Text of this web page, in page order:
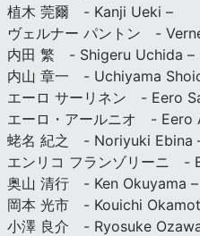
植木 莞爾 - Kanji Ueki –
ヴェルナー パントン -
内田 繁 - Shigeru Uchida –
内山 章一 - Uchiyama
エーロ サーリネン - Eero
エーロ・アールニオ - Eero
蛯名 紀之 - Noriyuki Ebina
エンリコ フランゾリーニ -
奥山 清行 - Ken Okuyama –
岡本 光市 - Kouichi
小澤 良介 - Ryosuke